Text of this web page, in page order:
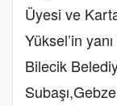
Üyesi ve
Yüksel’in
Bilecik
Subaşı,